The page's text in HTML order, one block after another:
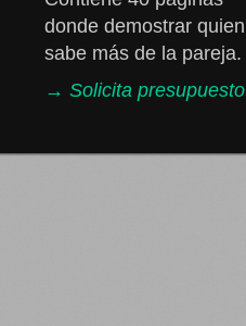
donde demostrar quien
sabe más de la pareja.
→ Solicita presupuesto